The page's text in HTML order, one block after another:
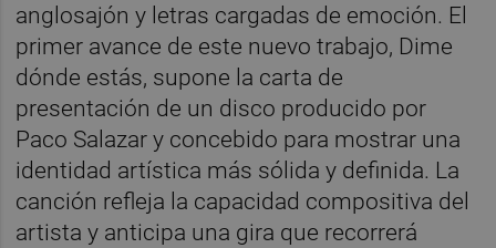
anglosajón y letras cargadas de emoción. El
primer avance de este nuevo trabajo, Dime
dónde estás, supone la carta de
presentación de un disco producido por
Paco Salazar y concebido para mostrar una
identidad artística más sólida y definida. La
canción refleja la capacidad compositiva del
artista y anticipa una gira que recorrerá